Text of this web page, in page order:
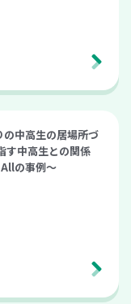
の中高生の居場所づ
す中高生との関係
の事例～